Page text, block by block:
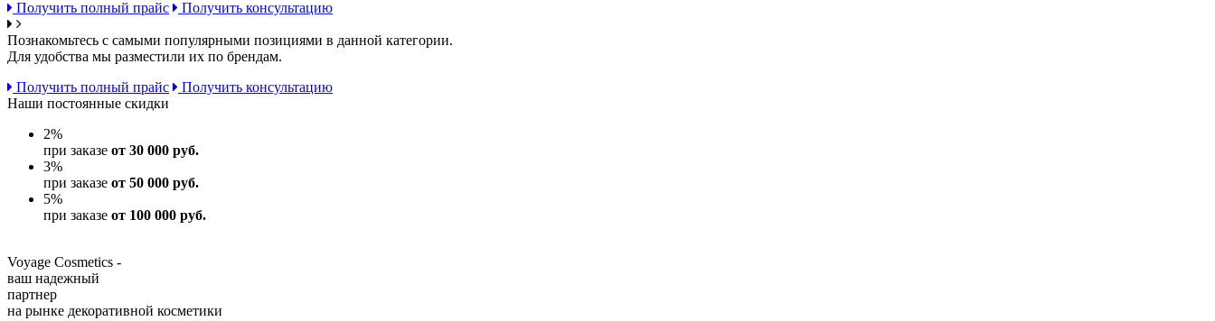
Получить полный прайс
Получить консультацию
Познакомьтесь с самыми популярными позициями в данной категории.
Для удобства мы разместили их по брендам.
Получить полный прайс
Получить консультацию
Наши постоянные скидки
2%
при заказе от 30 000 руб.
3%
при заказе от 50 000 руб.
5%
при заказе от 100 000 руб.
Voyage Cosmetics -
ваш надежный
партнер
на рынке декоративной косметики